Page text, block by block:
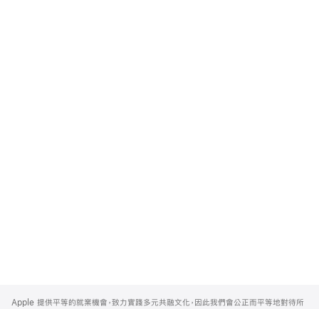
Footer
Apple 提供平等的就業機會，致力實踐多元共融文化，因此我們會公正而平等地對待所